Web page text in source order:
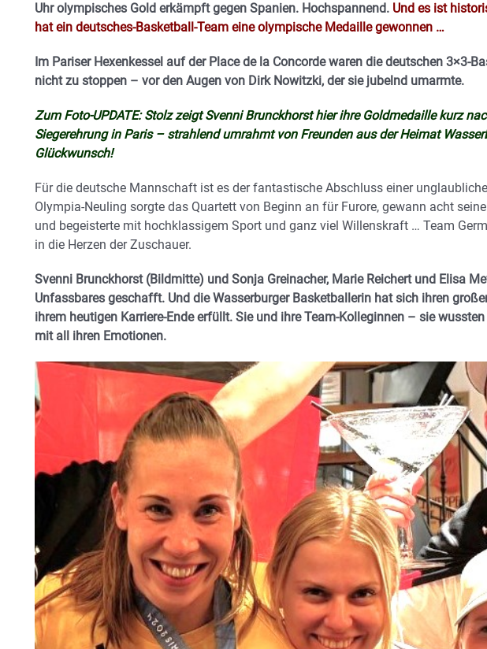
Uhr olympisches Gold erkämpft gegen Spanien. Hochspannend. Und es ist
hat ein deutsches-Basketball-Team eine olympische Medaille gewonnen …
Im Pariser Hexenkessel auf der Place de la Concorde waren die deutschen 3×3-
nicht zu stoppen – vor den Augen von Dirk Nowitzki, der sie jubelnd umarmte.
Zum Foto-UPDATE: Stolz zeigt Svenni Brunckhorst hier ihre Goldmedaille kurz
Siegerehrung in Paris – strahlend umrahmt von Freunden aus der Heimat
Glückwunsch!
Für die deutsche Mannschaft ist es der fantastische Abschluss einer
Olympia-Neuling sorgte das Quartett von Beginn an für Furore, gewann acht
und begeisterte mit hochklassigem Sport und ganz viel Willenskraft … Team
in die Herzen der Zuschauer.
Svenni Brunckhorst (Bildmitte) und Sonja Greinacher, Marie Reichert und Elisa
Unfassbares geschafft. Und die Wasserburger Basketballerin hat sich ihren
ihrem heutigen Karriere-Ende erfüllt. Sie und ihre Team-Kolleginnen – sie
mit all ihren Emotionen.